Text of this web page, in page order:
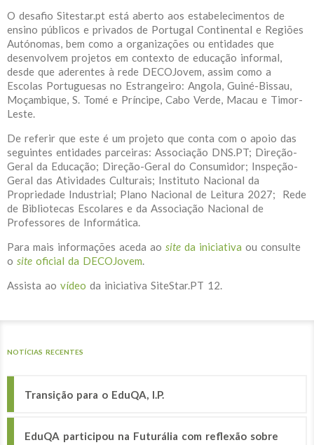
O desafio Sitestar.pt está aberto aos estabelecimentos de
ensino públicos e privados de Portugal Continental e Regiões
Autónomas, bem como a organizações ou entidades que
desenvolvem projetos em contexto de educação informal,
desde que aderentes à rede DECOJovem, assim como a
Escolas Portuguesas no Estrangeiro: Angola, Guiné-Bissau,
Moçambique, S. Tomé e Príncipe, Cabo Verde, Macau e Timor-
Leste.
De referir que este é um projeto que conta com o apoio das
seguintes entidades parceiras: Associação DNS.PT; Direção-
Geral da Educação; Direção-Geral do Consumidor; Inspeção-
Geral das Atividades Culturais; Instituto Nacional da
Propriedade Industrial; Plano Nacional de Leitura 2027; Rede
de Bibliotecas Escolares e da Associação Nacional de
Professores de Informática.
Para mais informações aceda ao site da iniciativa ou consulte
o site oficial da DECOJovem.
Assista ao vídeo da iniciativa SiteStar.PT 12.
NOTÍCIAS RECENTES
Transição para o EduQA, I.P.
EduQA participou na Futurália com reflexão sobre